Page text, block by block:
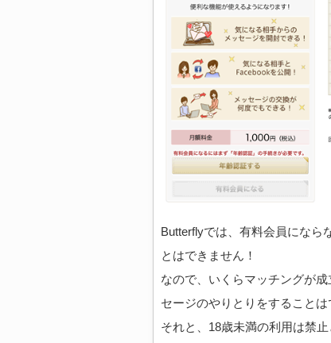
Butterflyでは、有料会員になら
とはできません！
なので、いくらマッチングが
セージのやりとりをすることは
それと、18歳未満の利用は禁